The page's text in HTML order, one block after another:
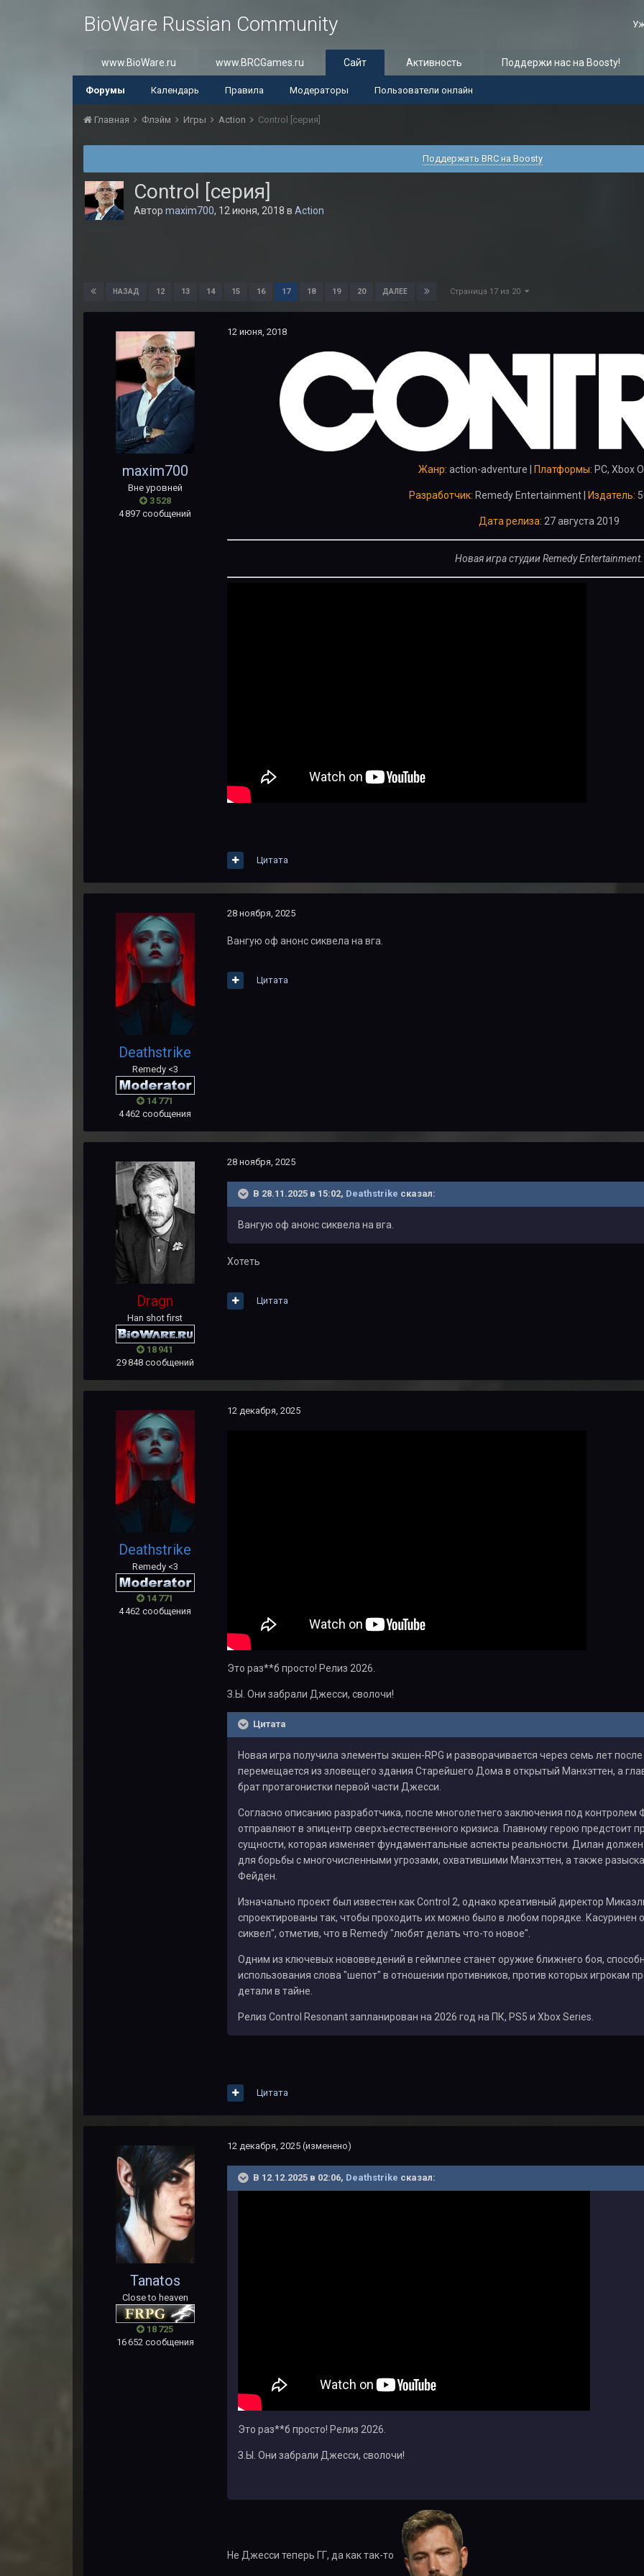
BioWare Russian Community
www.BioWare.ru www.BRCGames.ru Сайт
Форумы Календарь Правила Модераторы Пользователи онлайн
Активность Поддержи нас на Boosty!
Главная Флэйм Игры Action Control [серия]
Поддержать BRC на Boosty
Control [серия]
Автор maxim700, 12 июня, 2018 в Action
НАЗАД 12 13 14 15 16 17 18 19 20 ДАЛЕЕ Страница 17 из 20
maxim700
Вне уровней
3 528
4 897 сообщений
12 июня, 2018
Жанр: action-adventure | Платформы: PC, Xbox
Разработчик: Remedy Entertainment | Издатель:
Дата релиза: 27 августа 2019
Новая игра студии Remedy Entertainment.
Цитата
Deathstrike
Remedy <3
14 771
4 462 сообщения
28 ноября, 2025
Вангую оф анонс сиквела на вга.
Цитата
Dragn
Han shot first
18 941
29 848 сообщений
28 ноября, 2025
В 28.11.2025 в 15:02, Deathstrike сказал:
Вангую оф анонс сиквела на вга.
Хотеть
Цитата
Deathstrike
Remedy <3
14 771
4 462 сообщения
12 декабря, 2025
Это раз**б просто! Релиз 2026.
З.Ы. Они забрали Джесси, сволочи!
Цитата
Новая игра получила элементы экшен-RPG и разворачивается через семь лет
перемещается из зловещего здания Старейшего Дома в открытый Манхэттен, а
брат протагонистки первой части Джесси.
Согласно описанию разработчика, после многолетнего заключения под
отправляют в эпицентр сверхъестественного кризиса. Главному герою предстоит
сущности, которая изменяет фундаментальные аспекты реальности. Дилан
для борьбы с многочисленными угрозами, охватившими Манхэттен, а также
Фейден.
Изначально проект был известен как Control 2, однако креативный директор
спроектированы так, чтобы проходить их можно было в любом порядке. Касуринен
сиквел", отметив, что в Remedy "любят делать что-то новое".
Одним из ключевых нововведений в геймплее станет оружие ближнего боя,
использования слова "шепот" в отношении противников, против которых игрокам
детали в тайне.
Релиз Control Resonant запланирован на 2026 год на ПК, PS5 и Xbox Series.
Цитата
Tanatos
Close to heaven
18 725
16 652 сообщения
12 декабря, 2025 (изменено)
В 12.12.2025 в 02:06, Deathstrike сказал:
Это раз**б просто! Релиз 2026.
З.Ы. Они забрали Джесси, сволочи!
Не Джесси теперь ГГ, да как так-то